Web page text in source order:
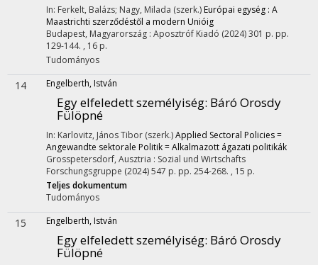
In: Ferkelt, Balázs; Nagy, Milada (szerk.) Európai egység : A
Maastrichti szerződéstől a modern Unióig
Budapest, Magyarország : Aposztróf Kiadó (2024)301 p. pp.
129-144. , 16 p.
Tudományos
14 Engelberth, István
Egy elfeledett személyiség: Báró Orosdy
Fülöpné
In: Karlovitz, János Tibor (szerk.)Applied Sectoral Policies =
Angewandte sektorale Politik = Alkalmazott ágazati politikák
Grosspetersdorf, Ausztria : Sozial und Wirtschafts
Forschungsgruppe (2024)547 p. pp. 254-268. , 15 p.
Teljes dokumentum
Tudományos
15 Engelberth, István
Egy elfeledett személyiség: Báró Orosdy
Fülöpné